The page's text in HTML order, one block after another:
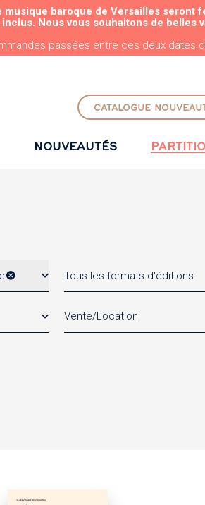
AU CONTENU PRINCIPAL
musique baroque de Versailles seront
Nous vous souhaitons de belles
passées entre ces deux dates
CATALOGUE
NOUVEAUTÉS
Tous les formats d'éditions
Vente/Location